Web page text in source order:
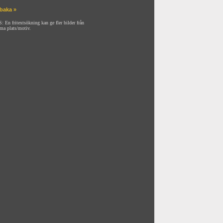
»
En fritextsökning kan ge fler bilder från
plats/motiv.